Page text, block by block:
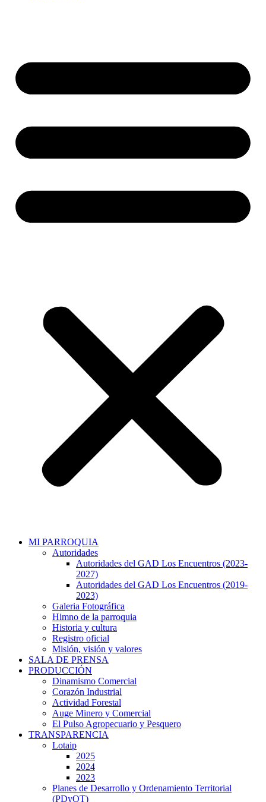
MI PARROQUIA
Autoridades
Autoridades del GAD Los Encuentros (2023-
2027)
Autoridades del GAD Los Encuentros (2019-
2023)
Galeria Fotográfica
Himno de la parroquia
Historia y cultura
Registro oficial
Misión, visión y valores
SALA DE PRENSA
PRODUCCIÓN
Dinamismo Comercial
Corazón Industrial
Actividad Forestal
Auge Minero y Comercial
El Pulso Agropecuario y Pesquero
TRANSPARENCIA
Lotaip
2025
2024
2023
Planes de Desarrollo y Ordenamiento Territorial
(PDyOT)